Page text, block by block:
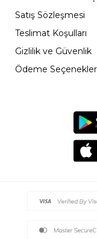
Satış Sözleşmesi
Teslimat Koşulları
Gizlilik ve Güvenlik
Ödeme